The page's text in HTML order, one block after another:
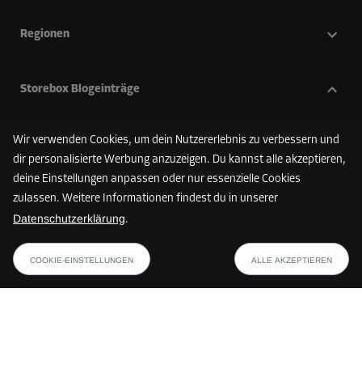
Wir verwenden Cookies, um dein Nutzererlebnis zu verbessern und
dir personalisierte Werbung anzuzeigen. Du kannst alle akzeptieren,
deine Einstellungen anpassen oder nur essenzielle Cookies
zulassen. Weitere Informationen findest du in unserer
Datenschutzerklärung.
COOKIE-EINSTELLUNGEN ALLE AKZEPTIEREN
FINDE DEINE STOREBOX
Regionen
Storebox Blogeinträge
myflexbox in Storebox nutzen – Pakete 24/7 abholen
Bücher korrekt einlagern
Balkon überwintern - Mit dieser Checkliste machst du deinen
Balkon winterfest
Wintersport-Ausrüstung lagern